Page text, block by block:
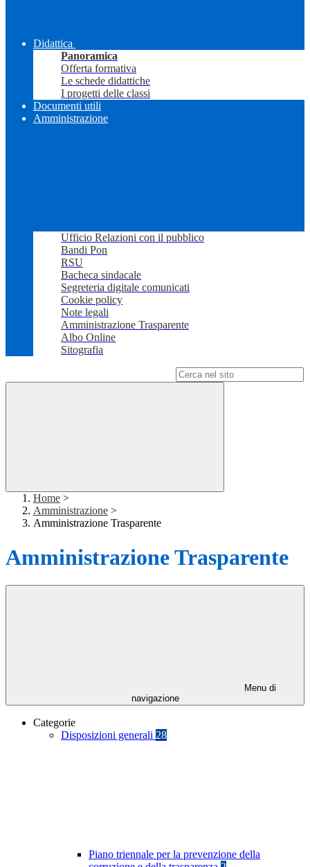
Didattica
Panoramica
Offerta formativa
Le schede didattiche
I progetti delle classi
Documenti utili
Amministrazione
Ufficio Relazioni con il pubblico
Bandi Pon
RSU
Bacheca sindacale
Segreteria digitale comunicati
Cookie policy
Note legali
Amministrazione Trasparente
Albo Online
Sitografia
Home >
Amministrazione >
Amministrazione Trasparente
Amministrazione Trasparente
Menu di
navigazione
Categorie
Disposizioni generali 28
Piano triennale per la prevenzione della